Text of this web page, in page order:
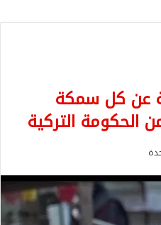
تركية عن كل سمكة
التركية